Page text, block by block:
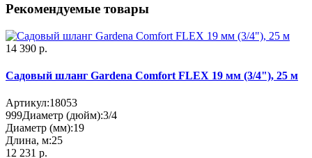
Рекомендуемые товары
14 390 р.
Садовый шланг Gardena Comfort FLEX 19 мм (3/4"), 25 м
Артикул:18053
999Диаметр (дюйм):3/4
Диаметр (мм):19
Длина, м:25
12 231 р.